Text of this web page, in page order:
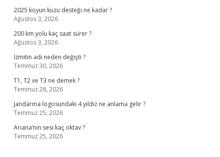
2025 koyun kuzu desteği ne kadar ?
Ağustos 3, 2026
200 km yolu kaç saat sürer ?
Ağustos 3, 2026
İzmitin adı neden değişti ?
Temmuz 30, 2026
T1, T2 ve T3 ne demek ?
Temmuz 28, 2026
Jandarma logosundaki 4 yıldız ne anlama gelir ?
Temmuz 25, 2026
Ariana’nın sesi kaç oktav ?
Temmuz 25, 2026